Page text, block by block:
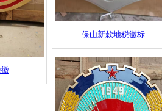
保山新款地税徽标